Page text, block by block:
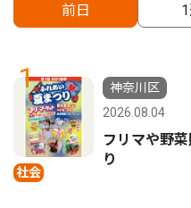
前日
1
社会
神奈川区
2026.08.04
フリマや野
り